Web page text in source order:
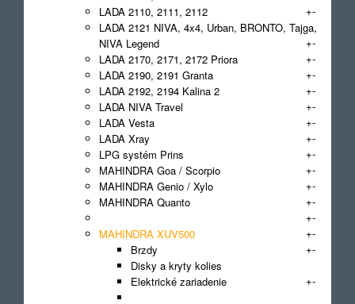
LADA 2110, 2111, 2112
+-
LADA 2121 NIVA, 4x4, Urban, BRONTO, Tajga,
NIVA Legend
+-
LADA 2170, 2171, 2172 Priora
+-
LADA 2190, 2191 Granta
+-
LADA 2192, 2194 Kalina 2
+-
LADA NIVA Travel
+-
LADA Vesta
+-
LADA Xray
+-
LPG systém Prins
+-
MAHINDRA Goa / Scorpio
+-
MAHINDRA Genio / Xylo
+-
MAHINDRA Quanto
+-
+-
MAHINDRA XUV500
+-
Brzdy
+-
Disky a kryty kolies
Elektrické zariadenie
+-